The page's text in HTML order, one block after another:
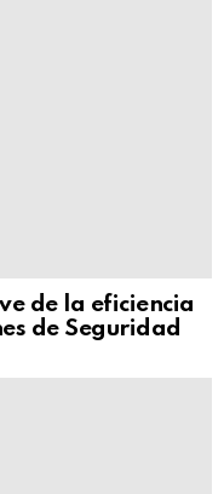
de la eficiencia
de Seguridad